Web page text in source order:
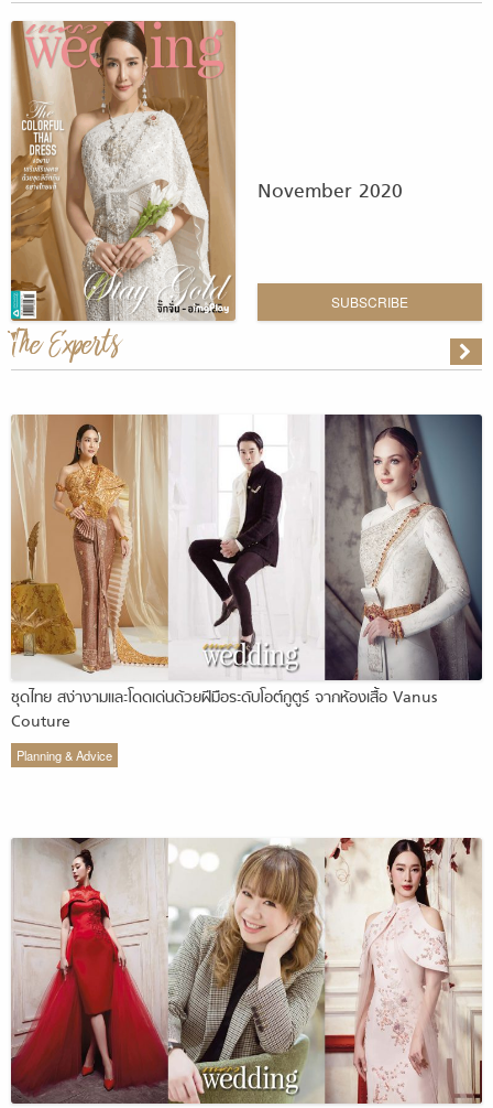
November 2020
SUBSCRIBE
The Experts
ชุดไทย สง่างามและโดดเด่นด้วยฝีมือระดับโอต์กูตูร์ จากห้องเสื้อ Vanus
Couture
Planning & Advice